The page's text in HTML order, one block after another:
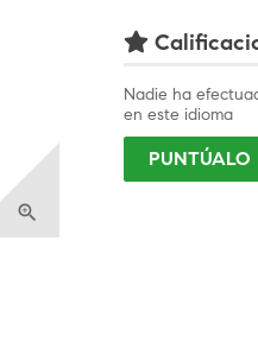

Nadie ha
en este idioma
PUNTÚALO